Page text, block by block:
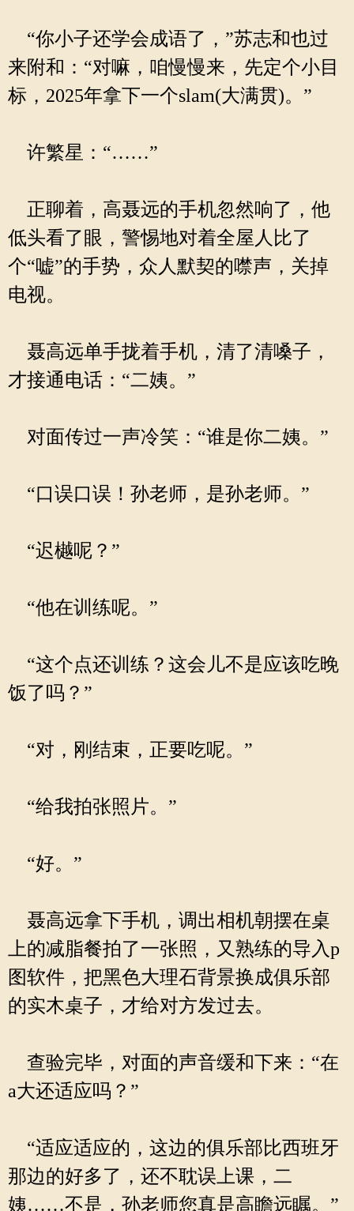
“你小子还学会成语了，”苏志和也过
来附和：“对嘛，咱慢慢来，先定个小目
标，2025年拿下一个slam(大满贯)。”
许繁星：“……”
正聊着，高聂远的手机忽然响了，他
低头看了眼，警惕地对着全屋人比了
个“嘘”的手势，众人默契的噤声，关掉
电视。
聂高远单手拢着手机，清了清嗓子，
才接通电话：“二姨。”
对面传过一声冷笑：“谁是你二姨。”
“口误口误！孙老师，是孙老师。”
“迟樾呢？”
“他在训练呢。”
“这个点还训练？这会儿不是应该吃晚
饭了吗？”
“对，刚结束，正要吃呢。”
“给我拍张照片。”
“好。”
聂高远拿下手机，调出相机朝摆在桌
上的减脂餐拍了一张照，又熟练的导入p
图软件，把黑色大理石背景换成俱乐部
的实木桌子，才给对方发过去。
查验完毕，对面的声音缓和下来：“在
a大还适应吗？”
“适应适应的，这边的俱乐部比西班牙
那边的好多了，还不耽误上课，二
姨……不是，孙老师您真是高瞻远瞩。”